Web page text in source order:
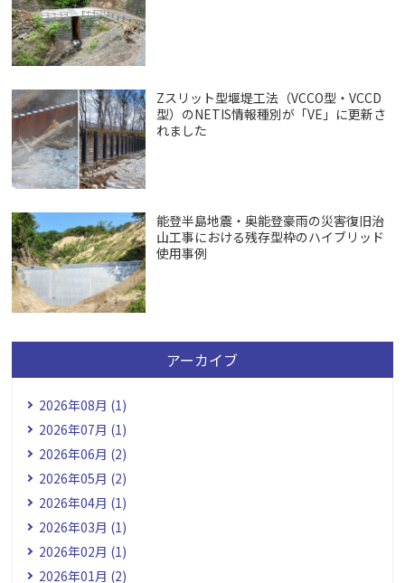
Zスリット型堰堤工法（VCCO型・VCCD
型）のNETIS情報種別が「VE」に更新さ
れました
能登半島地震・奥能登豪雨の災害復旧治
山工事における残存型枠のハイブリッド
使用事例
アーカイブ
2026年08月 (1)
2026年07月 (1)
2026年06月 (2)
2026年05月 (2)
2026年04月 (1)
2026年03月 (1)
2026年02月 (1)
2026年01月 (2)